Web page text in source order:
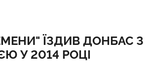
ЇЗДИВ ДОНБАС З
У 2014 РОЦІ